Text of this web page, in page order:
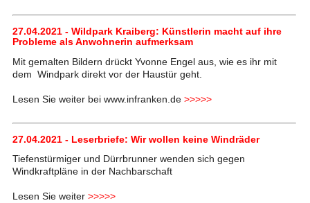
27.04.2021 - Wildpark Kraiberg: Künstlerin macht auf ihre
Probleme als Anwohnerin aufmerksam
Mit gemalten Bildern drückt Yvonne Engel aus, wie es ihr mit
dem Windpark direkt vor der Haustür geht.
Lesen Sie weiter bei www.infranken.de >>>>>
27.04.2021 - Leserbriefe: Wir wollen keine Windräder
Tiefenstürmiger und Dürrbrunner wenden sich gegen
Windkraftpläne in der Nachbarschaft
Lesen Sie weiter >>>>>